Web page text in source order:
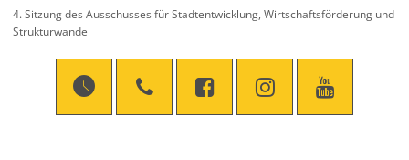
4. Sitzung des Ausschusses für Stadtentwicklung, Wirtschaftsförderung und
Strukturwandel